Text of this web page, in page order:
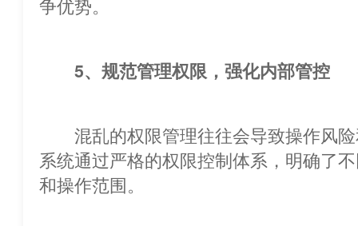
争优势。
5、规范管理权限，强化内部管控
混乱的权限管理往往会导致操作风险
系统通过严格的权限控制体系，明确了
和操作范围。